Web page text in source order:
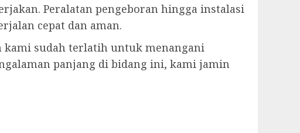
Peralatan pengeboran hingga instalasi
cepat dan aman.
kami sudah terlatih untuk menangani
panjang di bidang ini, kami jamin